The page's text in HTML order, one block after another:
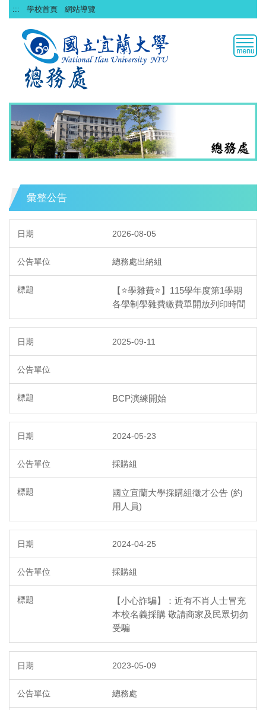
跳
到
::: 學校首頁 網站導覽
彙整公告
2026-08-05
總務處出納組
【⭐學雜費⭐】115學年度第1學期
各學制學雜費繳費單開放列印時間
2025-09-11
BCP演練開始
2024-05-23
採購組
國立宜蘭大學採購組徵才公告 (約
用人員)
2024-04-25
採購組
【小心詐騙】：近有不肖人士冒充
本校名義採購 敬請商家及民眾切勿
受騙
2023-05-09
總務處